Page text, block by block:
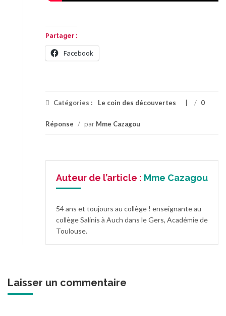
Partager :
Facebook
Catégories : Le coin des découvertes / 0
Réponse / par Mme Cazagou
Auteur de l’article : Mme Cazagou
54 ans et toujours au collège ! enseignante au
collège Salinis à Auch dans le Gers, Académie de
Toulouse.
Laisser un commentaire